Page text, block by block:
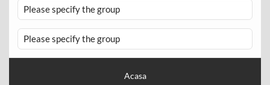
Please specify the group
Please specify the group
Acasa